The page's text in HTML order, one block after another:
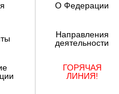
О Федерации
Направления
деятельности
ГОРЯЧАЯ
ЛИНИЯ!